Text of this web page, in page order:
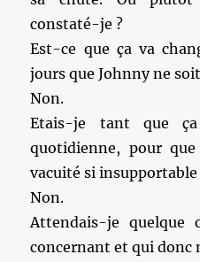
constaté-je ?
Est-ce que ça va
jours que Johnny ne
Non.
Etais-je tant que
quotidienne, pour
vacuité si insupportable
Non.
Attendais-je quelque
concernant et qui donc